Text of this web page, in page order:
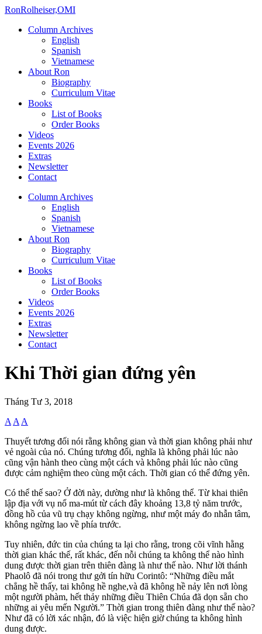
RonRolheiser,OMI
Column Archives
English
Spanish
Vietnamese
About Ron
Biography
Curriculum Vitae
Books
List of Books
Order Books
Videos
Events 2026
Extras
Newsletter
Contact
Column Archives
English
Spanish
Vietnamese
About Ron
Biography
Curriculum Vitae
Books
List of Books
Order Books
Videos
Events 2026
Extras
Newsletter
Contact
Khi Thời gian đứng yên
Tháng Tư 3, 2018
A A A
Thuyết tương đối nói rằng không gian và thời gian không phải như
vẻ ngoài của nó. Chúng tương đối, nghĩa là không phải lúc nào
cũng vận hành theo cùng một cách và không phải lúc nào cũng
được cảm nghiệm theo cùng một cách. Thời gian có thể đứng yên.
Có thể thế sao? Ở đời này, dường như là không thể. Từ khai thiên
lập địa với vụ nổ ma-mút từ cách đây khoảng 13,8 tỷ năm trước,
đồng hồ của vũ trụ chạy không ngừng, như một máy đo nhẫn tâm,
không ngừng lao về phía trước.
Tuy nhiên, đức tin của chúng ta lại cho rằng, trong cõi vĩnh hằng
thời gian khác thế, rất khác, đến nỗi chúng ta không thể nào hình
dung được thời gian trên thiên đàng là như thế nào. Như lời thánh
Phaolô đã nói trong thư gởi tín hữu Corintô: “Những điều mắt
chẳng hề thấy, tai không hề nghe,và đã không hề nảy lên nơi lòng
một người phàm, hết thảy những điều Thiên Chúa đã dọn sẵn cho
những ai yêu mến Người.” Thời gian trong thiên đàng như thế nào?
Như đã có lời xác nhận, đó là việc hiện giờ chúng ta không hình
dung được.